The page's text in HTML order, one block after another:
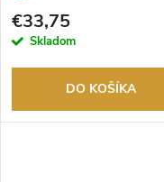
tovaru. Autorizovaný predajca.
€33,75
Skladom
DO KOŠÍKA